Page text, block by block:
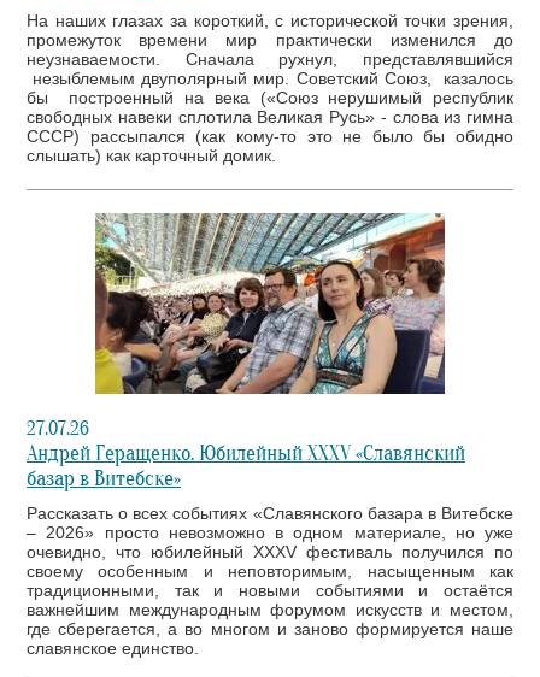
На наших глазах за короткий, с исторической точки зрения,
промежуток времени мир практически изменился до
неузнаваемости. Сначала рухнул, представлявшийся
незыблемым двуполярный мир. Советский Союз, казалось
бы построенный на века («Союз нерушимый республик
свободных навеки сплотила Великая Русь» - слова из гимна
СССР) рассыпался (как кому-то это не было бы обидно
слышать) как карточный домик.
27.07.26
Андрей Геращенко. Юбилейный XXXV «Славянский
базар в Витебске»
Рассказать о всех событиях «Славянского базара в Витебске
– 2026» просто невозможно в одном материале, но уже
очевидно, что юбилейный XXXV фестиваль получился по
своему особенным и неповторимым, насыщенным как
традиционными, так и новыми событиями и остаётся
важнейшим международным форумом искусств и местом,
где сберегается, а во многом и заново формируется наше
славянское единство.